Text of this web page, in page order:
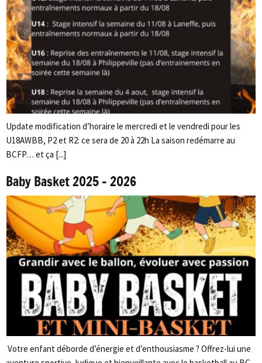
Update modification d’horaire le mercredi et le vendredi pour les
U18AWBB, P2 et R2: ce sera de 20 à 22h La saison redémarre au
BCFP… et ça [...]
Baby Basket 2025 – 2026
Votre enfant déborde d’énergie et d’enthousiasme ? Offrez-lui une